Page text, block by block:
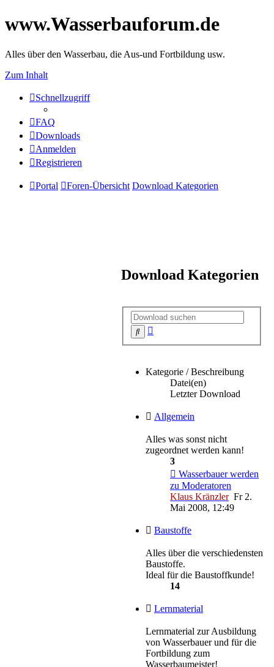
www.Wasserbauforum.de
Alles über den Wasserbau, die Aus-und Fortbildung usw.
Zum Inhalt
Schnellzugriff
FAQ
Downloads
Anmelden
Registrieren
Portal Foren-Übersicht Download Kategorien
Download Kategorien
Suche
Kategorie / Beschreibung
Datei(en)
Letzter Download
Allgemein
Alles was sonst nicht
zugeordnet werden kann!
3
Wasserbauer werden
zu Moderatoren
Klaus Kränzler Fr 2.
Mai 2008, 12:49
Baustoffe
Alles über die verschiedensten
Baustoffe.
Ideal für die Baustoffkunde!
14
Lernmaterial
Lernmaterial zur Ausbildung
von Wasserbauer und für die
Fortbildung zum
Wasserbaumeister!